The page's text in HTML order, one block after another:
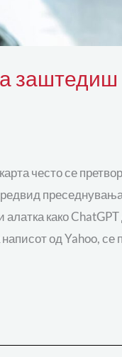
заштедиш
често се
како
од Yahoo, се